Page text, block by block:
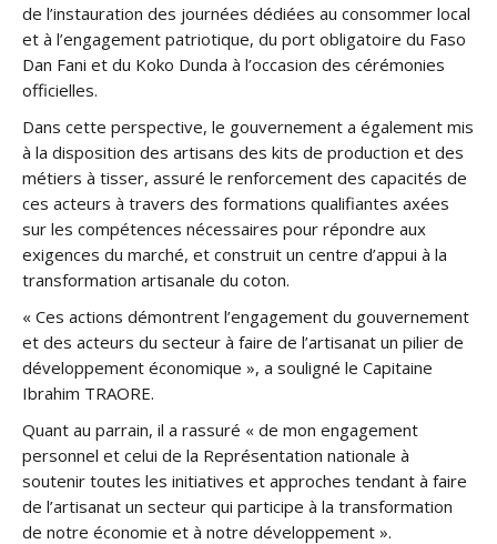
de l’instauration des journées dédiées au consommer local
et à l’engagement patriotique, du port obligatoire du Faso
Dan Fani et du Koko Dunda à l’occasion des cérémonies
officielles.
Dans cette perspective, le gouvernement a également mis
à la disposition des artisans des kits de production et des
métiers à tisser, assuré le renforcement des capacités de
ces acteurs à travers des formations qualifiantes axées
sur les compétences nécessaires pour répondre aux
exigences du marché, et construit un centre d’appui à la
transformation artisanale du coton.
« Ces actions démontrent l’engagement du gouvernement
et des acteurs du secteur à faire de l’artisanat un pilier de
développement économique », a souligné le Capitaine
Ibrahim TRAORE.
Quant au parrain, il a rassuré « de mon engagement
personnel et celui de la Représentation nationale à
soutenir toutes les initiatives et approches tendant à faire
de l’artisanat un secteur qui participe à la transformation
de notre économie et à notre développement ».